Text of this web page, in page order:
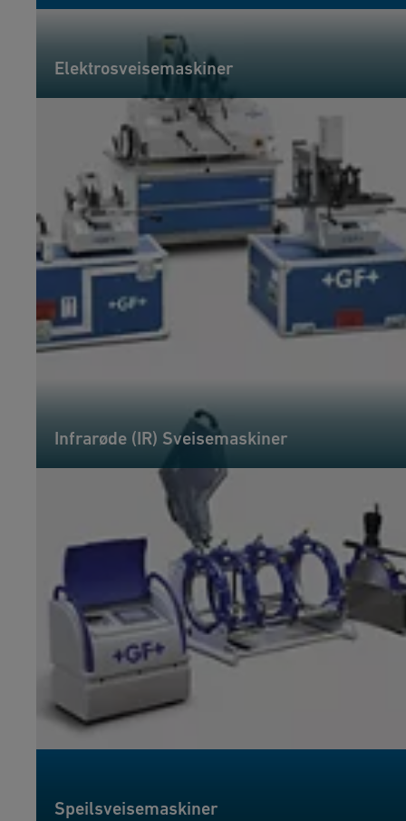
Elektrosveisemaskiner
Infrarøde (IR) Sveisemaskiner
Speilsveisemaskiner